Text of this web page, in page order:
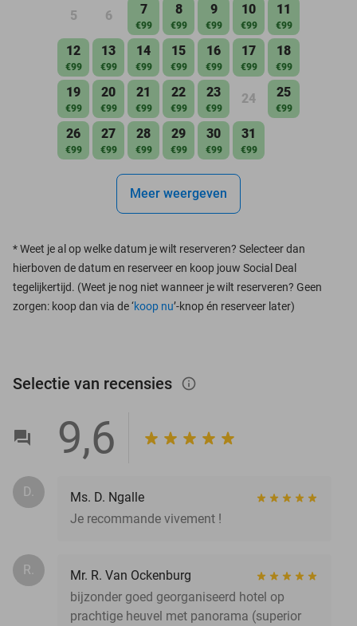
5 6 7
€99
8
€99
9
€99
10
€99
11
€99
12
€99
13
€99
14
€99
15
€99
16
€99
17
€99
18
€99
19
€99
20
€99
21
€99
22
€99
23
€99
24 25
€99
26
€99
27
€99
28
€99
29
€99
30
€99
31
€99
Meer weergeven
*Weet je al op welke datum je wilt reserveren? Selecteer dan
hierboven de datum en reserveer en koop jouw Social Deal
tegelijkertijd. (Weet je nog niet wanneer je wilt reserveren? Geen
zorgen: koop dan via de ‘koop nu’-knop én reserveer later)
Selectie van recensies info_outlined
9,6
D.
Ms. D. Ngalle
Je recommande vivement !
R.
Mr. R. Van Ockenburg
bijzonder goed georganiseerd hotel op
prachtige heuvel met panorama (superior